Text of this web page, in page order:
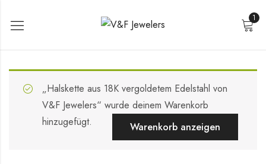
1
„Halskette aus 18K vergoldetem Edelstahl von
V&F Jewelers“ wurde deinem Warenkorb
hinzugefügt.
Warenkorb anzeigen